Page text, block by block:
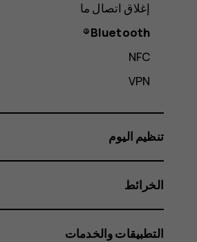
إغلاق اتصال ما
Bluetooth®
NFC
VPN
تنظيم اليوم
الخرائط
التطبيقات والخدمات